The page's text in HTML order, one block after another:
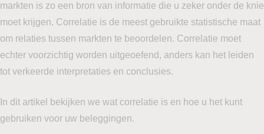
markten is zo een bron van informatie die u zeker onder de knie
moet krijgen. Correlatie is de meest gebruikte statistische maat
om relaties tussen markten te beoordelen. Correlatie moet
echter voorzichtig worden uitgeoefend, anders kan het leiden
tot verkeerde interpretaties en conclusies.
In dit artikel bekijken we wat correlatie is en hoe u het kunt
gebruiken voor uw beleggingen.